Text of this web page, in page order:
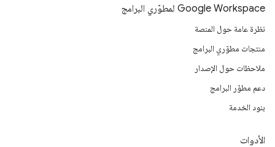
Google Workspace لمطوّري البرامج
نظرة عامة حول المنصة
منتجات مطوّري البرامج
ملاحظات حول الإصدار
دعم مطوّر البرامج
بنود الخدمة
الأدوات